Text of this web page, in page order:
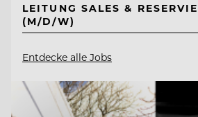
LEITUNG SALES &
(M/D/W)
Entdecke alle Jobs